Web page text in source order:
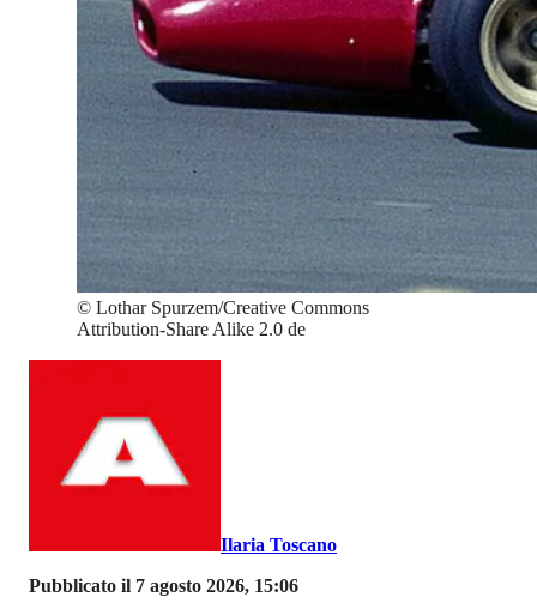
© Lothar Spurzem/Creative Commons
Attribution-Share Alike 2.0 de
Ilaria Toscano
Pubblicato il 7 agosto 2026, 15:06